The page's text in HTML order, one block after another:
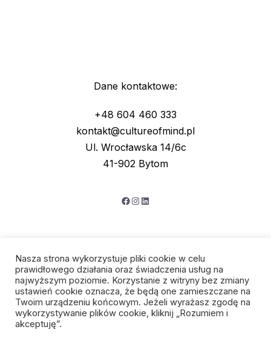
Dane kontaktowe:
+48 604 460 333
kontakt@cultureofmind.pl
Ul. Wrocławska 14/6c
41-902 Bytom
Facebook
Instagram
LinkedIn
Polityka prywatności
Nasza strona wykorzystuje pliki cookie w celu
prawidłowego działania oraz świadczenia usług na
najwyższym poziomie. Korzystanie z witryny bez zmiany
ustawień cookie oznacza, że będą one zamieszczane na
Twoim urządzeniu końcowym. Jeżeli wyrażasz zgodę na
wykorzystywanie plików cookie, kliknij „Rozumiem i
akceptuję”.